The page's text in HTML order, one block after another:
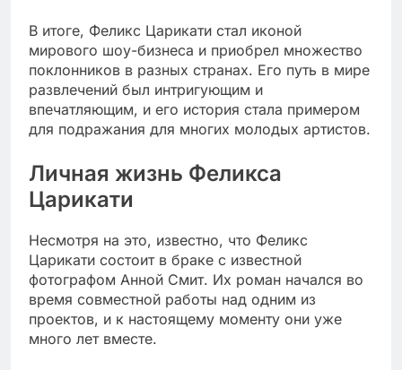
В итоге, Феликс Царикати стал иконой
мирового шоу-бизнеса и приобрел множество
поклонников в разных странах. Его путь в мире
развлечений был интригующим и
впечатляющим, и его история стала примером
для подражания для многих молодых артистов.
Личная жизнь Феликса
Царикати
Несмотря на это, известно, что Феликс
Царикати состоит в браке с известной
фотографом Анной Смит. Их роман начался во
время совместной работы над одним из
проектов, и к настоящему моменту они уже
много лет вместе.